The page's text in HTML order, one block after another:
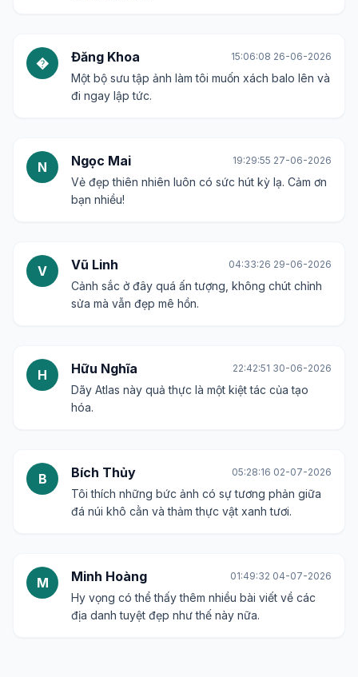
� Đăng Khoa 15:06:08 26-06-2026
Một bộ sưu tập ảnh làm tôi muốn xách balo lên và
đi ngay lập tức.
N Ngọc Mai 19:29:55 27-06-2026
Vẻ đẹp thiên nhiên luôn có sức hút kỳ lạ. Cảm ơn
bạn nhiều!
V Vũ Linh 04:33:26 29-06-2026
Cảnh sắc ở đây quá ấn tượng, không chút chỉnh
sửa mà vẫn đẹp mê hồn.
H Hữu Nghĩa 22:42:51 30-06-2026
Dãy Atlas này quả thực là một kiệt tác của tạo
hóa.
B Bích Thủy 05:28:16 02-07-2026
Tôi thích những bức ảnh có sự tương phản giữa
đá núi khô cằn và thảm thực vật xanh tươi.
M Minh Hoàng 01:49:32 04-07-2026
Hy vọng có thể thấy thêm nhiều bài viết về các
địa danh tuyệt đẹp như thế này nữa.